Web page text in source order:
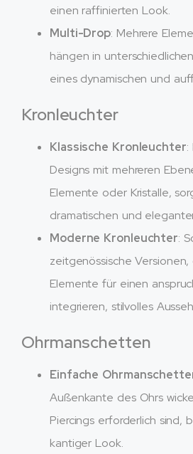
einen raffinierten Look.
Multi-Drop: Mehrere
hängen in
eines dynamischen und
Kronleuchter
Klassische Kronleuchter:
Designs mit mehreren
Elemente oder Kristalle,
dramatischen und
Moderne Kronleuchter:
zeitgenössische Versionen,
Elemente für einen
integrieren, stilvolles
Ohrmanschetten
Einfache
Außenkante des Ohrs
Piercings erforderlich sind,
kantiger Look.